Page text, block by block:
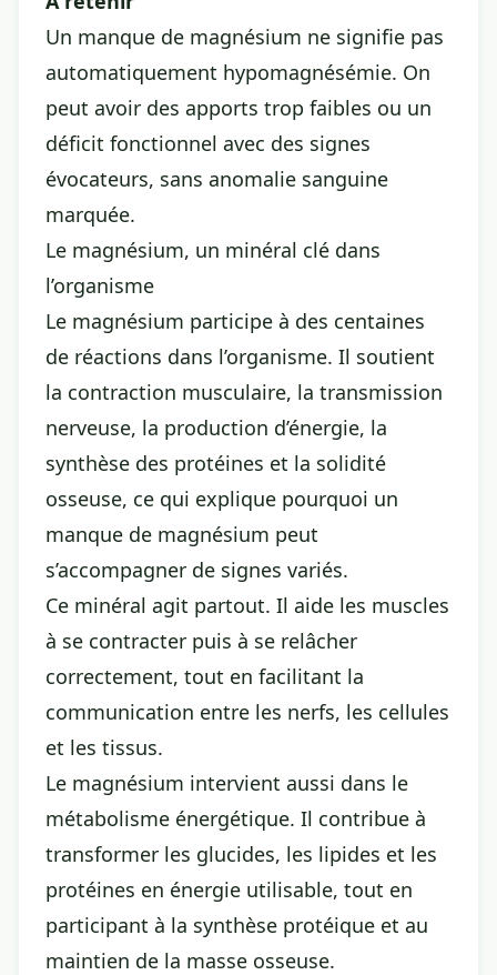
Un manque de magnésium ne signifie pas
automatiquement hypomagnésémie. On
peut avoir des apports trop faibles ou un
déficit fonctionnel avec des signes
évocateurs, sans anomalie sanguine
marquée.
Le magnésium, un minéral clé dans
l’organisme
Le magnésium participe à des centaines
de réactions dans l’organisme. Il soutient
la contraction musculaire, la transmission
nerveuse, la production d’énergie, la
synthèse des protéines et la solidité
osseuse, ce qui explique pourquoi un
manque de magnésium peut
s’accompagner de signes variés.
Ce minéral agit partout. Il aide les muscles
à se contracter puis à se relâcher
correctement, tout en facilitant la
communication entre les nerfs, les cellules
et les tissus.
Le magnésium intervient aussi dans le
métabolisme énergétique. Il contribue à
transformer les glucides, les lipides et les
protéines en énergie utilisable, tout en
participant à la synthèse protéique et au
maintien de la masse osseuse.